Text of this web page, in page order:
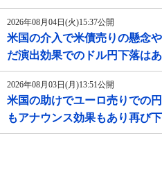
2026年08月04日(火)15:37公開
米国の介入で米債売りの懸念
だ演出効果でのドル円下落は
2026年08月03日(月)13:51公開
米国の助けでユーロ売りでの
もアナウンス効果もあり再び